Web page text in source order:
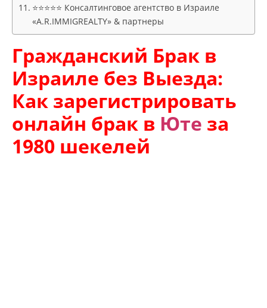
⭐⭐⭐⭐⭐ Консалтинговое агентство в Израиле
«A.R.IMMIGREALTY» & партнеры
Гражданский Брак в
Израиле без Выезда:
Как зарегистрировать
онлайн брак в Юте за
1980 шекелей